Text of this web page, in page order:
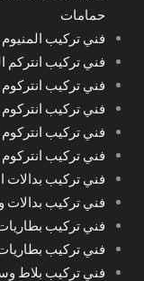
حمامات
فني تركيب
فني تركيب انتركم
فني تركيب انتركوم الكويت
فني تركيب
فني تركيب انتركوم
فني تركيب
فني تركيب بدالات الكويت
فني تركيب بدالات
فني تركيب
فني تركيب
فني تركيب بلاط